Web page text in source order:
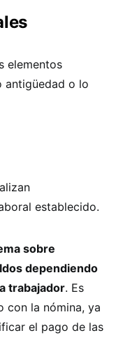
elementos
antigüedad o lo
establecido.
sobre
dependiendo
trabajador. Es
con la nómina, ya
el pago de las